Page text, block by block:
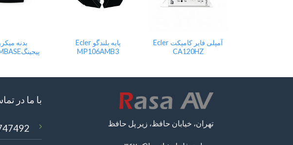
آمپلی فایر کامپکت Ecler
CA120HZ
پایه بلندگو Ecler
MP106AMB3
بدنه
پیجینگEcler eMBASE
تهران، خیابان حافظ، زیر پل حافظ
با ما در